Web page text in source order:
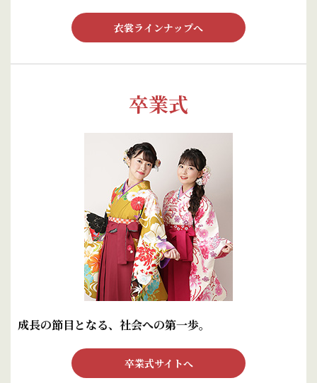
衣裳ラインナップへ
卒業式
成長の節目となる、社会への第一歩。
卒業式サイトへ